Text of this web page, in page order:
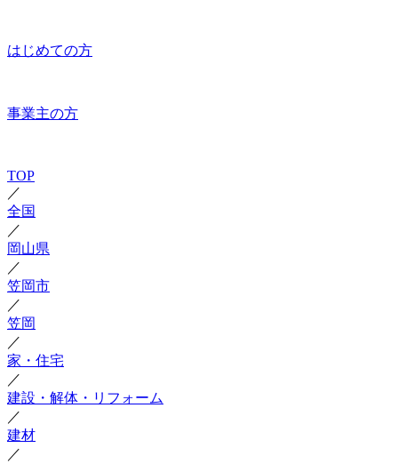
はじめての方
事業主の方
TOP
／
全国
／
岡山県
／
笠岡市
／
笠岡
／
家・住宅
／
建設・解体・リフォーム
／
建材
／